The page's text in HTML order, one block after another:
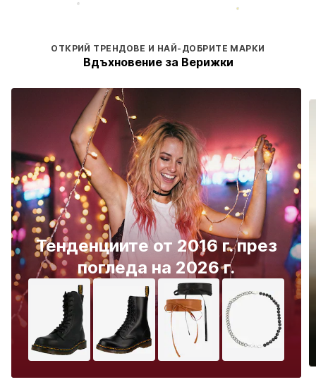
ОТКРИЙ ТРЕНДОВЕ И НАЙ-ДОБРИТЕ МАРКИ
Вдъхновение за Верижки
Тенденциите от 2016 г. през
погледа на 2026 г.